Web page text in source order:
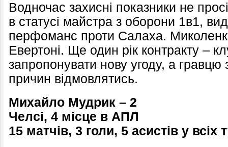
Водночас захисні показники не
в статусі майстра з оборони 1в1,
перфоманс проти Салаха.
Евертоні. Ще один рік контракту –
запропонувати нову угоду, а гравцю
причин відмовлятись.
Михайло Мудрик – 2
Челсі, 4 місце в АПЛ
15 матчів, 3 голи, 5 асистів у всіх